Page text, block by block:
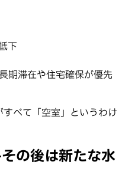
下
期滞在や住宅確保が優先
べて「空室」というわけ
の後は新たな水